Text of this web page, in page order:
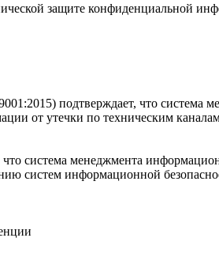
защите конфиденциальной
подтверждает, что система
от утечки по техническим
система менеджмента
систем информационной